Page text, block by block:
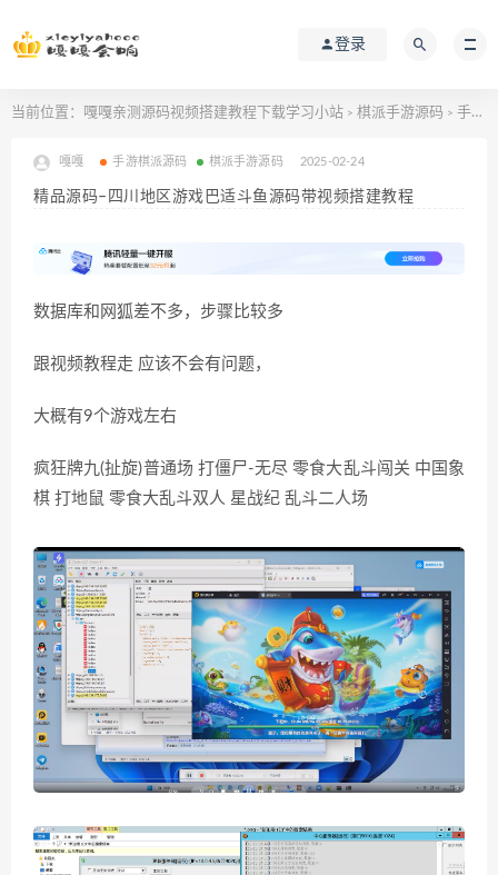
登录
当前位置： 嘎嘎亲测源码视频搭建教程下载学习小站 > 棋派手游源码 > 手游棋派源码
嘎嘎 手游棋派源码 棋派手游源码 2025-02-24
精品源码–四川地区游戏巴适斗鱼源码带视频搭建教程
数据库和网狐差不多，步骤比较多
跟视频教程走 应该不会有问题，
大概有9个游戏左右
疯狂牌九(扯旋)普通场 打僵尸-无尽 零食大乱斗闯关 中国象
棋 打地鼠 零食大乱斗双人 星战纪 乱斗二人场